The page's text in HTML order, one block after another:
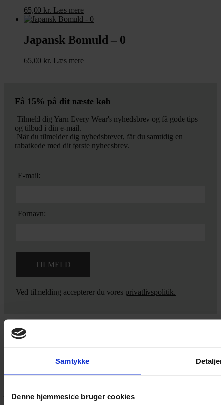
Samtykke
Denne hjemmeside bruger cookies
65,00 kr. Læs mere
Japansk Bomuld – 0
65,00 kr. Læs mere
Få 15% på dit næste køb
Tilmeld dig Yarn Every Wear's nyhedsbrev og få gode tips
og tilbud i din e-mail.
Når du tilmelder dig nyhedsbrevet, får du samtidig en
rabatkode med dit første nyhedsbrev.
E-mail:
Fornavn:
Ved tilmelding accepterer du vores privatlivspolitik.
Yarn Every Wear
Hvis du bøvler med noget eller ønsker ny inspiration, så skriv til
jeg dig på vej.